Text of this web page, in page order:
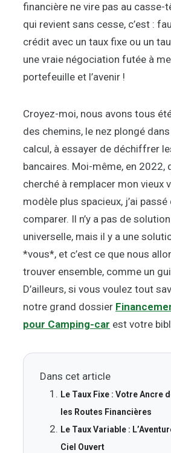
financière ne vire pas au casse-
qui revient sans cesse, c’est :
crédit avec un taux fixe ou un
une vraie négociation futée à
portefeuille et l’avenir !
Croyez-moi, nous avons tous
des chemins, le nez plongé
calcul, à essayer de déchiffrer
bancaires. Moi-même, en 2022,
cherché à remplacer mon vieux
modèle plus spacieux, j’ai
comparer. Il n’y a pas de
universelle, mais il y a une
*vous*, et c’est ce que nous
trouver ensemble, comme un
D’ailleurs, si vous voulez tout
notre grand dossier
pour Camping-car est votre
Dans cet article
Le Taux Fixe : Votre Ancre
les Routes Financières
Le Taux Variable :
Ciel Ouvert